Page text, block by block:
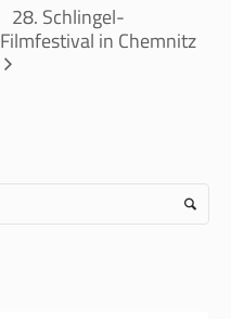
28. Schlingel-
Filmfestival in Chemnitz